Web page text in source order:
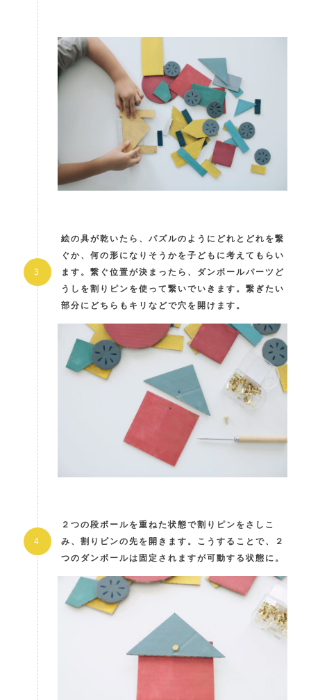
絵の具が乾いたら、パズルのようにどれとどれを繋
ぐか、何の形になりそうかを子どもに考えてもらい
ます。繋ぐ位置が決まったら、ダンボールパーツど
うしを割りピンを使って繋いでいきます。繋ぎたい
部分にどちらもキリなどで穴を開けます。
２つの段ボールを重ねた状態で割りピンをさしこ
み、割りピンの先を開きます。こうすることで、２
つのダンボールは固定されますが可動する状態に。